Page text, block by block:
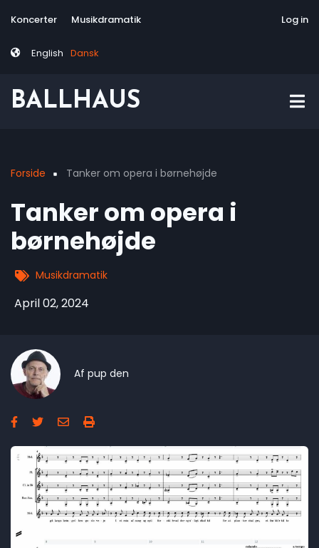
to
content
Tag
Koncerter Musikdramatik Via Artis
English Dansk
Log in
BALLHAUS
Breadcrumb
Forside Tanker om opera i børnehøjde
Tanker om opera i
børnehøjde
Musikdramatik
April 02, 2024
Af pup den